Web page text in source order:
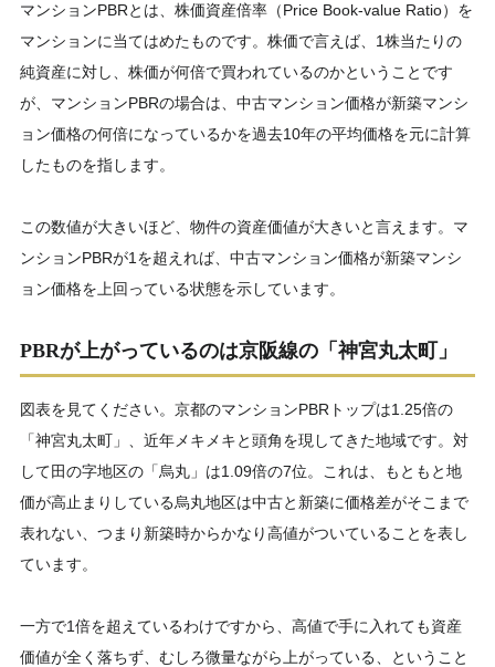
マンションPBRとは、株価資産倍率（Price Book-value Ratio）を
マンションに当てはめたものです。株価で言えば、1株当たりの
純資産に対し、株価が何倍で買われているのかということです
が、マンションPBRの場合は、中古マンション価格が新築マンシ
ョン価格の何倍になっているかを過去10年の平均価格を元に計算
したものを指します。
この数値が大きいほど、物件の資産価値が大きいと言えます。マ
ンションPBRが1を超えれば、中古マンション価格が新築マンシ
ョン価格を上回っている状態を示しています。
PBRが上がっているのは京阪線の「神宮丸太町」
図表を見てください。京都のマンションPBRトップは1.25倍の
「神宮丸太町」、近年メキメキと頭角を現してきた地域です。対
して田の字地区の「烏丸」は1.09倍の7位。これは、もともと地
価が高止まりしている烏丸地区は中古と新築に価格差がそこまで
表れない、つまり新築時からかなり高値がついていることを表し
ています。
一方で1倍を超えているわけですから、高値で手に入れても資産
価値が全く落ちず、むしろ微量ながら上がっている、ということ